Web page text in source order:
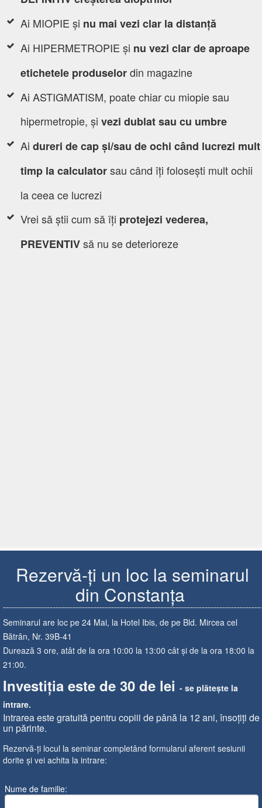
Ai MIOPIE și nu mai vezi clar la distanță
Ai HIPERMETROPIE și nu vezi clar de aproape
etichetele produselordin magazine
Ai ASTIGMATISM, poate chiar cu miopie sau
hipermetropie, și vezi dublat sau cu umbre
Ai dureri de cap și/sau de ochi când lucrezi mult
timp la calculatorsau când îți folosești mult ochii
la ceea ce lucrezi
Vrei să știi cum să îți protejezi vederea,
PREVENTIVsă nu se deterioreze
Rezervă-ți un loc la seminarul
din ​Constanța ​​
Seminarul are loc pe ​2​​​4 Mai, la ​Hotel ​Ibis, de pe ​Bld. ​​Mircea cel
Bătrân, Nr. 39B-41
Durează 3 ore, atât de la ora 10:00 la 13:00 cât și de la ora 18:00 la
21:00.
Investiția este de 30 de lei - se plătește la
intrare.
Intrarea este gratuită pentru copiii de până la 12 ani, însoțiți de
un părinte.
Rezervă-ți locul la seminar completând formularul aferent sesiunii
dorite și vei achita la intrare:
Nume de familie: